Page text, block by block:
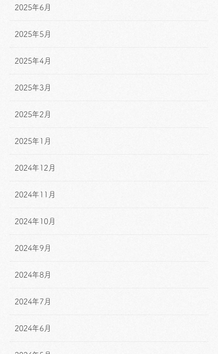
2025年6月
2025年5月
2025年4月
2025年3月
2025年2月
2025年1月
2024年12月
2024年11月
2024年10月
2024年9月
2024年8月
2024年7月
2024年6月